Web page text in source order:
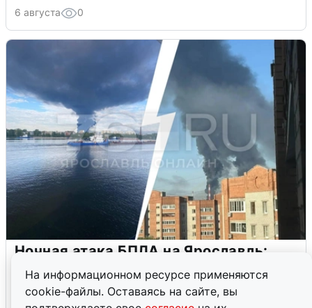
На информационном ресурсе применяются
cookie-файлы. Оставаясь на сайте, вы
6 августа 0
Ночная атака БПЛА на Ярославль:
попадания и последствия
6 августа 0